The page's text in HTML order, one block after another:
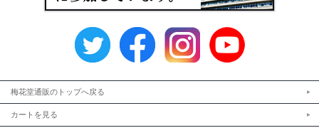
梅花堂通販のトップへ戻る
カートを見る